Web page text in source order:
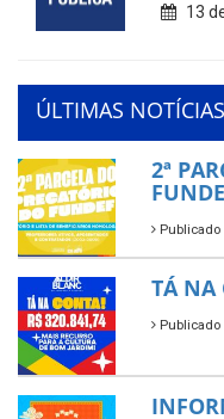
13
ÚLTIMAS NOTÍCIAS
2ª
TÁ NA